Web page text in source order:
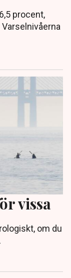
procent,
vissa
om du